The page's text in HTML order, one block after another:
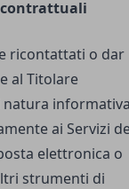
ricontattati o dar
al Titolare
natura
ai Servizi
elettronica o
strumenti di